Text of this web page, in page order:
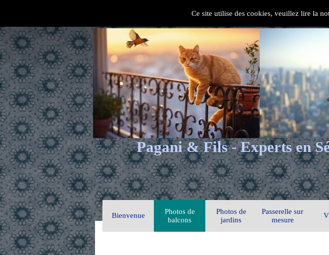
Ce site utilise des cookies, veuillez lire la
Pagani & Fils - Experts en
Bienvenue
Photos de
balcons
Photos de
jardins
Passerelle sur
mesure